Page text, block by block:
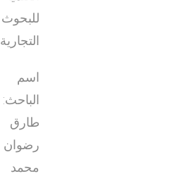
للبحوث
التجارية
اسم
الباحث:
طارق
رضوان
محمد